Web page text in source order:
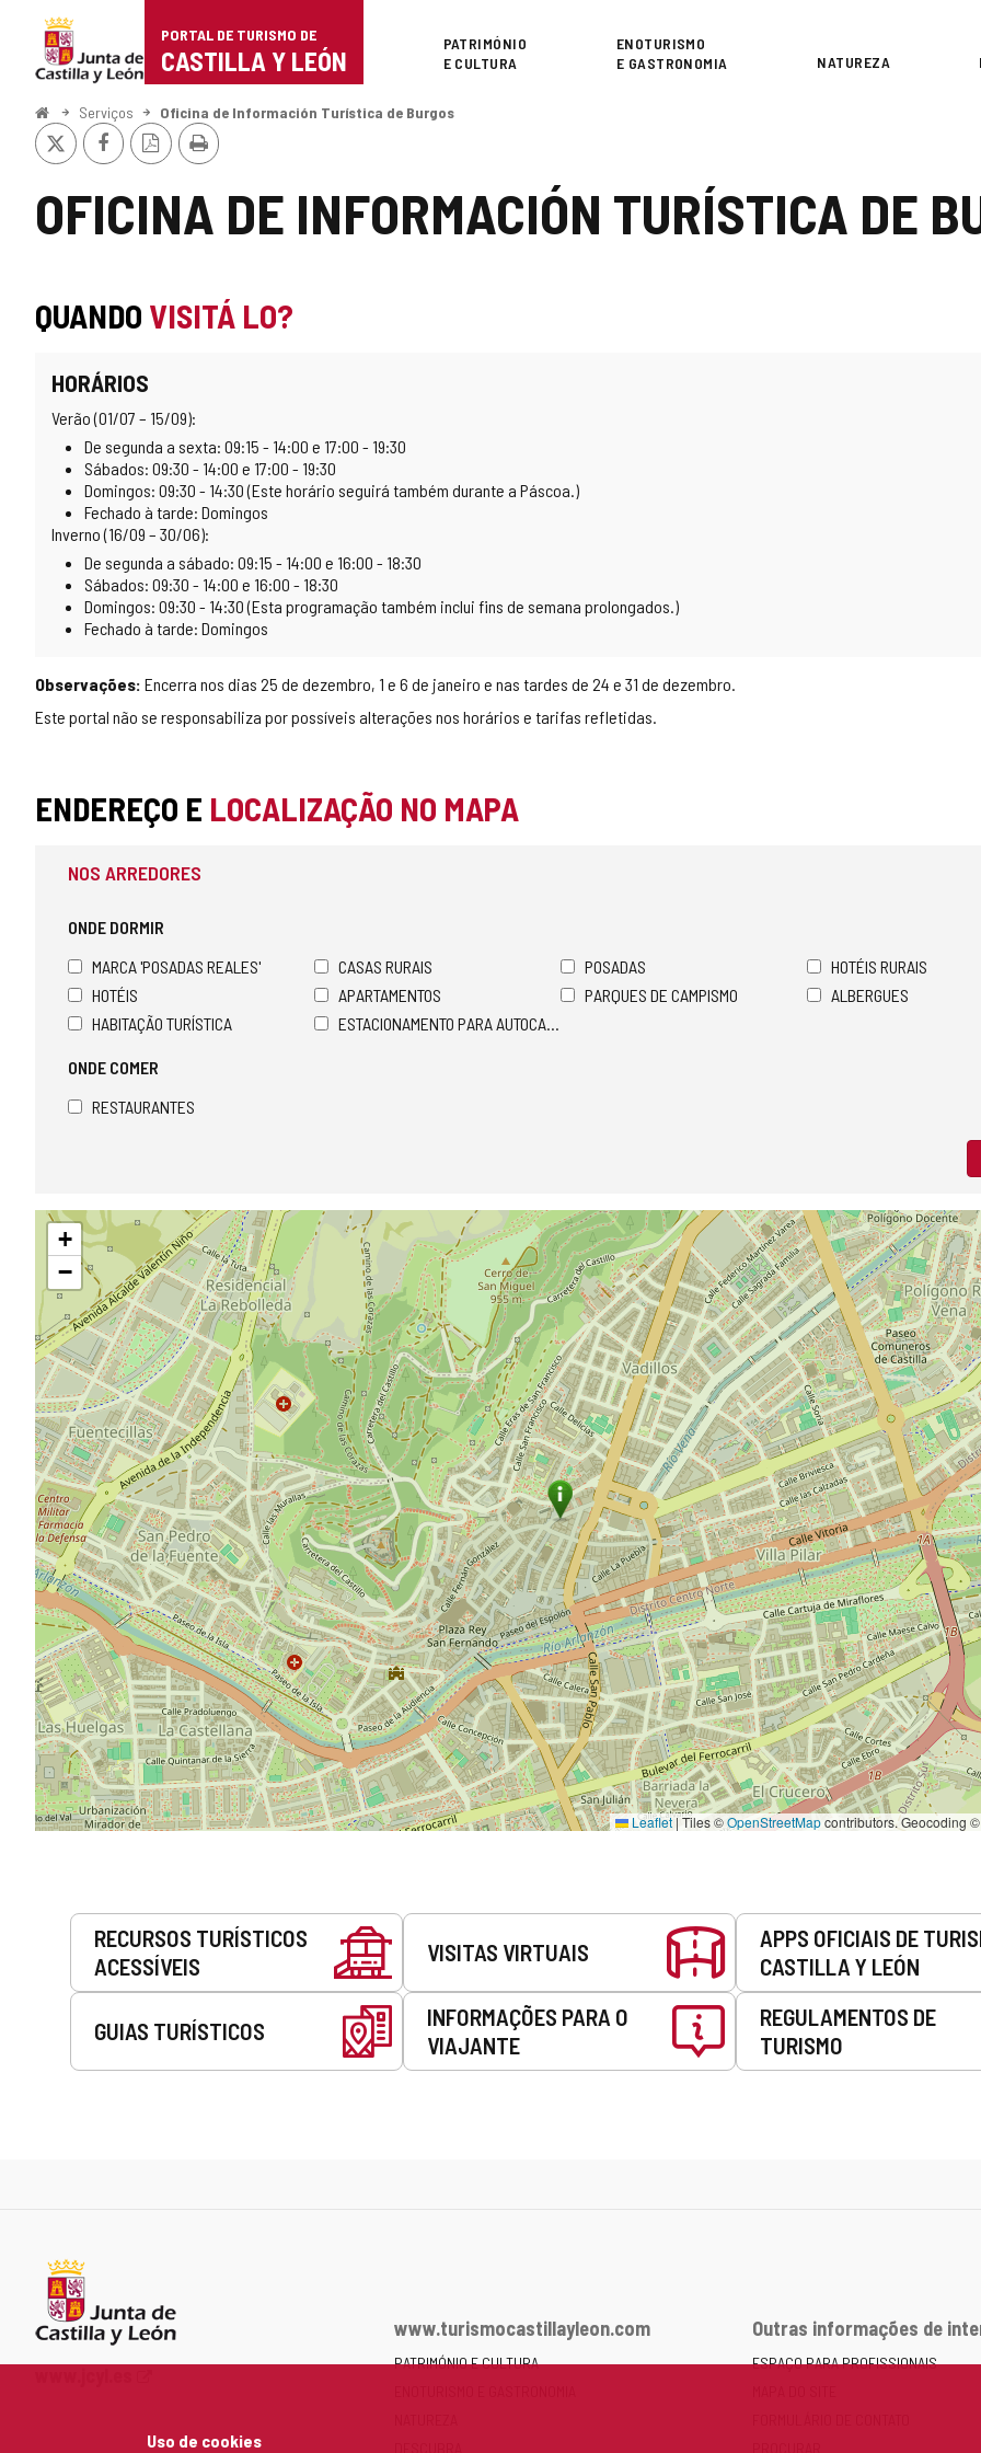
Uso de cookies
Portal
de
Turismo
de
Castilla
PORTAL DE TURISMO DE
CASTILLA Y LEÓN
Superior
PATRIMÓNIO
E CULTURA
ENOTURISMO
E GASTRONOMIA
NATUREZA
ComeçoServiços Oficina de Información Turística de Burgos
OFICINA DE INFORMACIÓN TURÍSTICA DE
x FacebookVersão
PDF
Imprimir
QUANDO VISITÁ LO?
HORÁRIOS
Verão (01/07 – 15/09):
De segunda a sexta: 09:15 - 14:00 e 17:00 - 19:30
Sábados: 09:30 - 14:00 e 17:00 - 19:30
Domingos: 09:30 - 14:30 (Este horário seguirá também durante a Páscoa.)
Fechado à tarde: Domingos
Inverno (16/09 – 30/06):
De segunda a sábado: 09:15 - 14:00 e 16:00 - 18:30
Sábados: 09:30 - 14:00 e 16:00 - 18:30
Domingos: 09:30 - 14:30 (Esta programação também inclui fins de semana prolongados.)
Fechado à tarde: Domingos
Observações: Encerra nos dias 25 de dezembro, 1 e 6 de janeiro e nas tardes de 24 e 31 de dezembro.
Este portal não se responsabiliza por possíveis alterações nos horários e tarifas refletidas.
ENDEREÇO E LOCALIZAÇÃO NO MAPA
NOS ARREDORES
ONDE DORMIR
MARCA 'POSADAS REALES'
CASAS RURAIS POSADAS
HOTÉIS RURAIS
HOTÉIS
APARTAMENTOS PARQUES DE CAMPISMO
ALBERGUES
HABITAÇÃO TURÍSTICA
ESTACIONAMENTO PARA AUTOCARAVANAS
ONDE COMER
RESTAURANTES
Pular
mapa
+
−
Leaflet |Tiles ©OpenStreetMapcontributors. Geocoding ©
Serviços
RECURSOS TURÍSTICOS
ACESSÍVEIS
VISITAS VIRTUAIS
APPS OFICIAIS DE
CASTILLA Y LEÓN
GUIAS TURÍSTICOS
INFORMAÇÕES PARA O
VIAJANTE
REGULAMENTOS DE
TURISMO
www.turismocastillayleon.com
PATRIMÓNIO E CULTURA
Outras informações de
ESPAÇO PARA PROFISSIONAIS